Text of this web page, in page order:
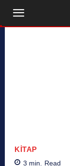
KITAP
3 min. Read